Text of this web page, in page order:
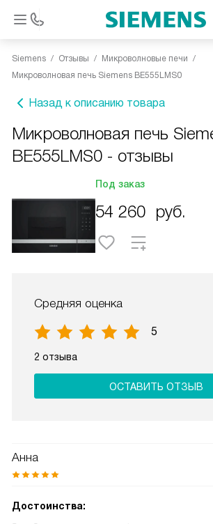
Siemens Отзывы
Микроволновые печи
Микроволновая печь Siemens BE555LMS0
Назад к описанию товара
Микроволновая печь
BE555LMS0 - отзывы
Под заказ
54 260 руб.
Средняя оценка
5
2 отзыва
ОСТАВИТЬ ОТЗЫВ
Анна
Достоинства: